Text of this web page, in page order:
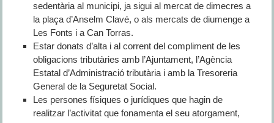
sedentària al municipi, ja sigui al mercat de dimecres a
la plaça d’Anselm Clavé, o als mercats de diumenge a
Les Fonts i a Can Torras.
Estar donats d’alta i al corrent del compliment de les
obligacions tributàries amb l’Ajuntament, l’Agència
Estatal d’Administració tributària i amb la Tresoreria
General de la Seguretat Social.
Les persones físiques o jurídiques que hagin de
realitzar l’activitat que fonamenta el seu atorgament,